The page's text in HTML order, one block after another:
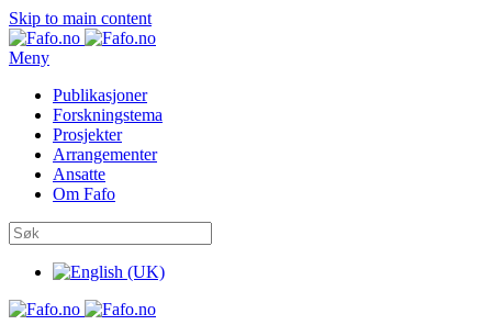
Skip to main content
Meny
Publikasjoner
Forskningstema
Prosjekter
Arrangementer
Ansatte
Om Fafo